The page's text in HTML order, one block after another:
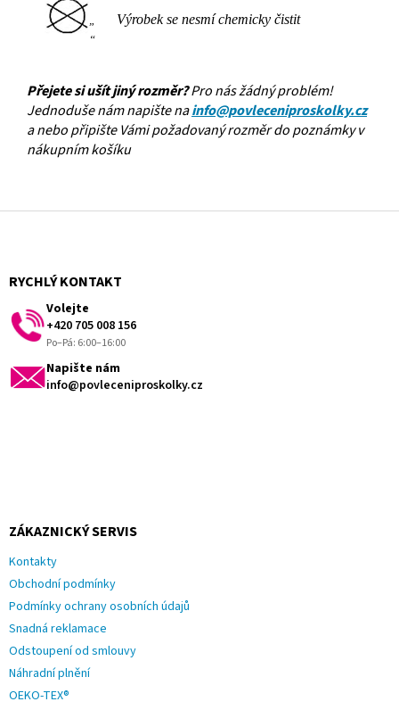
Výrobek se nesmí chemicky čistit
Přejete si ušít jiný rozměr?Pro nás žádný problém!
Jednoduše nám napište nainfo@povleceniproskolky.cz
a nebo připište Vámi požadovaný rozměr do poznámky v
nákupním košíku
Z
RYCHLÝ KONTAKT
Volejte
+420 705 008 156
Po–Pá: 6:00–16:00
Napište nám
info@povleceniproskolky.cz
ZÁKAZNICKÝ SERVIS
Kontakty
Obchodní podmínky
Podmínky ochrany osobních údajů
Snadná reklamace
Odstoupení od smlouvy
Náhradní plnění
OEKO-TEX®